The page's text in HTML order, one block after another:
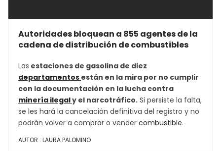
Autoridades bloquean a 855 agentes de la
cadena de distribución de combustibles
Las estaciones de gasolina de diez
departamentos están en la mira por no cumplir
con la documentación en la lucha contra
minería ilegaly el narcotráfico. Si persiste la falta,
se les hará la cancelación definitiva del registro y no
podrán volver a comprar o vender combustible.
AUTOR : LAURA PALOMINO